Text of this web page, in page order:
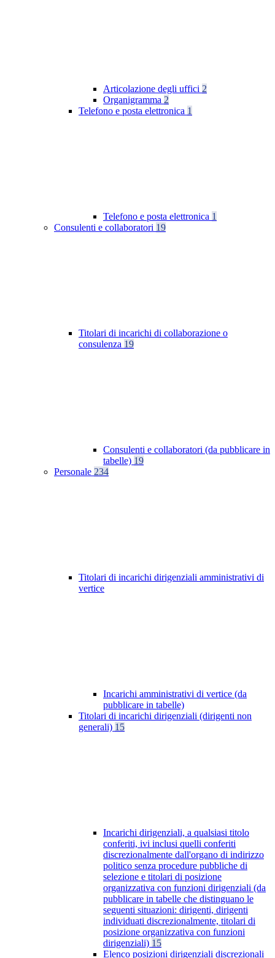
Articolazione degli uffici 2
Organigramma 2
Telefono e posta elettronica 1
Telefono e posta elettronica 1
Consulenti e collaboratori 19
Titolari di incarichi di collaborazione o
consulenza 19
Consulenti e collaboratori (da pubblicare in
tabelle) 19
Personale 234
Titolari di incarichi dirigenziali amministrativi di
vertice
Incarichi amministrativi di vertice (da
pubblicare in tabelle)
Titolari di incarichi dirigenziali (dirigenti non
generali) 15
Incarichi dirigenziali, a qualsiasi titolo
conferiti, ivi inclusi quelli conferiti
discrezionalmente dall'organo di indirizzo
politico senza procedure pubbliche di
selezione e titolari di posizione
organizzativa con funzioni dirigenziali (da
pubblicare in tabelle che distinguano le
seguenti situazioni: dirigenti, dirigenti
individuati discrezionalmente, titolari di
posizione organizzativa con funzioni
dirigenziali) 15
Elenco posizioni dirigenziali discrezionali